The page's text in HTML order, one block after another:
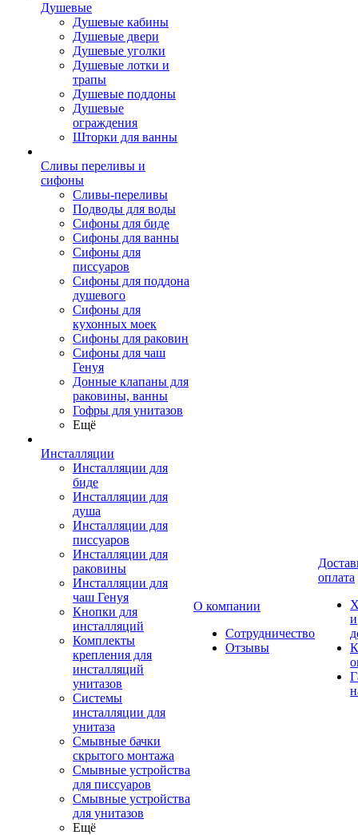
Душевые
Душевые кабины
Душевые двери
Душевые уголки
Душевые лотки и
трапы
Душевые поддоны
Душевые
ограждения
Шторки для ванны
Сливы переливы и
сифоны
Сливы-переливы
Подводы для воды
Сифоны для биде
Сифоны для ванны
Сифоны для
писсуаров
Сифоны для поддона
душевого
Сифоны для
кухонных моек
Сифоны для раковин
Сифоны для чаш
Генуя
Донные клапаны для
раковины, ванны
Гофры для унитазов
Ещё
Инсталляции
Инсталляции для
биде
Инсталляции для
душа
Инсталляции для
писсуаров
Инсталляции для
раковины
Инсталляции для
чаш Генуя
Кнопки для
инсталляций
Комплекты
крепления для
инсталляций
унитазов
Системы
инсталляции для
унитаза
Смывные бачки
скрытого монтажа
Смывные устройства
для писсуаров
Смывные устройства
для унитазов
Ещё
О компании
Сотрудничество
Отзывы
оплата
и